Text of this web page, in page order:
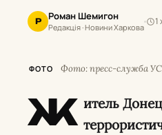
Р Роман Шемигон
Редакція · Новини Харкова
1
ФОТО Фото: пресс-служба
Ж итель